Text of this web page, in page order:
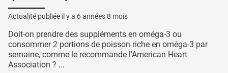
Actualité publiée il y a 6 années 8 mois
Doit-on prendre des suppléments en oméga-3 ou
consommer 2 portions de poisson riche en oméga-3 par
semaine, comme le recommande l’American Heart
Association ? ...